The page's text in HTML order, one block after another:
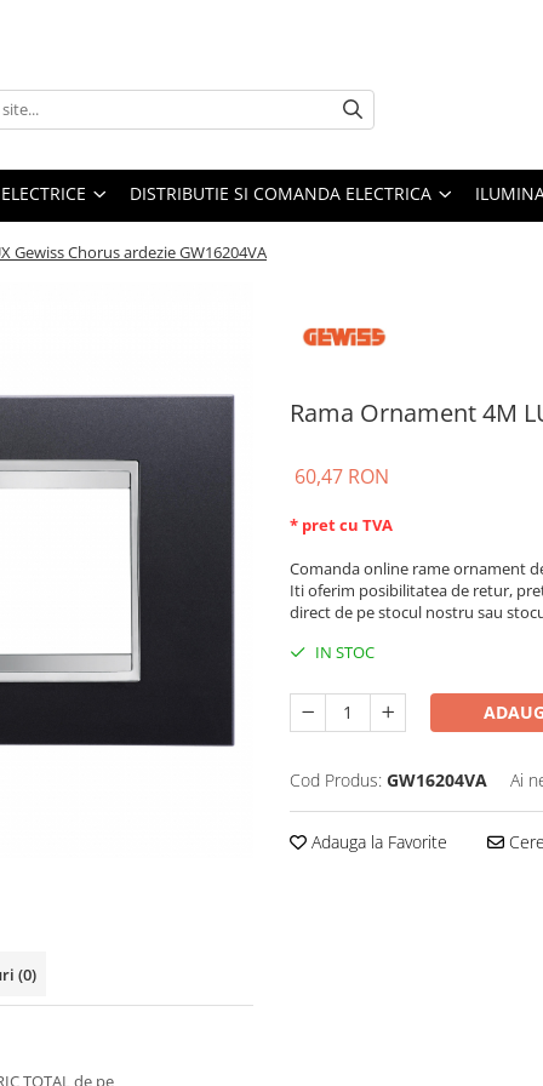
DISTRIBUTIE SI COMANDA ELECTRICA
Gewiss Chorus ardezie GW16204VA
Rama Ornament 4M
60,47 RON
* pret cu TVA
Comanda online rame ornament
Iti oferim posibilitatea de retur,
direct de pe stocul nostru sau
IN STOC
Cod Produs: GW16204VA Ai
Adauga la Favorite
(0)
TOTAL de pe